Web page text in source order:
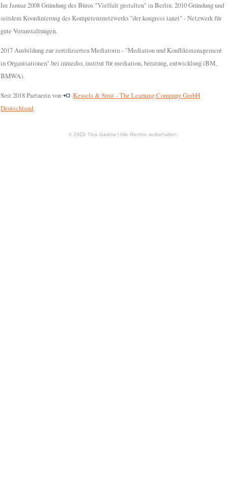
Im Januar 2008 Gründung des Büros "Vielfalt gestalten" in Berlin. 2010 Gründung und
seitdem Koordinierung des Kompetenznetzwerks "der kongress tanzt" - Netzwerk für
gute Veranstaltungen.
2017 Ausbildung zur zertifizierten Mediatorin - "Mediation und Konfliktmanagement
in Organisationen" bei inmedio, institut für mediation, beratung, entwicklung (BM,
BMWA).
Seit 2018 Partnerin von
Kessels & Smit - The Learning Company GmbH
Deutschland.
© 2026 Tina Gadow | Alle Rechte vorbehalten.